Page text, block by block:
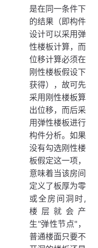
是在同一条件下
的结果（即构件
设计可以采用弹
性楼板计算，而
位移计算必须在
刚性楼板假设下
获得），故可先
采用刚性楼板算
出位移，而后采
用弹性楼板进行
构件分析。如果
没有勾选刚性楼
板假定这一项，
意味着当该房间
定义了板厚为零
或全房间洞时,
楼层就会产
生"弹性节点"，
普通楼面只要不